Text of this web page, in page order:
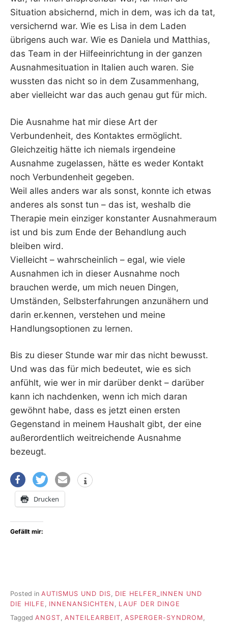
Situation absichernd, mich in dem, was ich da tat,
versichernd war. Wie es Lisa in dem Laden
übrigens auch war. Wie es Daniela und Matthias,
das Team in der Hilfeeinrichtung in der ganzen
Ausnahmesituation in Italien auch waren. Sie
wussten das nicht so in dem Zusammenhang,
aber vielleicht war das auch genau gut für mich.
Die Ausnahme hat mir diese Art der
Verbundenheit, des Kontaktes ermöglicht.
Gleichzeitig hätte ich niemals irgendeine
Ausnahme zugelassen, hätte es weder Kontakt
noch Verbundenheit gegeben.
Weil alles anders war als sonst, konnte ich etwas
anderes als sonst tun – das ist, weshalb die
Therapie mein einziger konstanter Ausnahmeraum
ist und bis zum Ende der Behandlung auch
bleiben wird.
Vielleicht – wahrscheinlich – egal, wie viele
Ausnahmen ich in dieser Ausnahme noch
brauchen werde, um mich neuen Dingen,
Umständen, Selbsterfahrungen anzunähern und
darin er.kennen, verstehen und meine
Handlungsoptionen zu lernen.
Bis zu dieser Stunde war mir das nicht bewusst.
Und was das für mich bedeutet, wie es sich
anfühlt, wie wer in mir darüber denkt – darüber
kann ich nachdenken, wenn ich mich daran
gewöhnt habe, dass es jetzt einen ersten
Gegenstand in meinem Haushalt gibt, der eine
außerordentlich weitreichende Ausnahme
bezeugt.
Drucken
Gefällt mir:
Posted in AUTISMUS UND DIS, DIE HELFER_INNEN UND
DIE HILFE , INNENANSICHTEN , LAUF DER DINGE
Tagged ANGST ANTEILEARBEIT ASPERGER-SYNDROM